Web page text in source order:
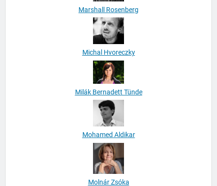
Marshall Rosenberg
Michal Hvoreczky
Milák Bernadett Tünde
Mohamed Aldikar